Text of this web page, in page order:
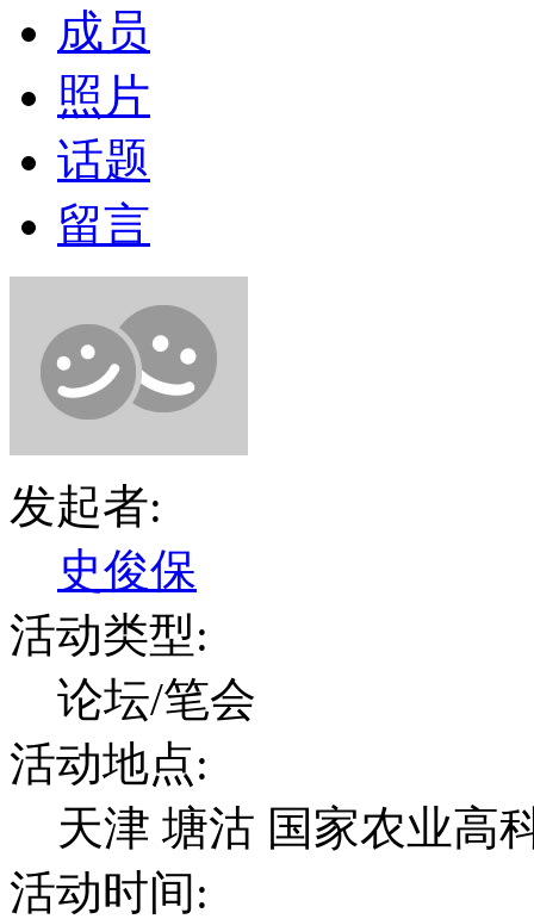
成员
照片
话题
留言
发起者:
史俊保
活动类型:
论坛/笔会
活动地点:
天津 塘沽 国家农业高
活动时间: